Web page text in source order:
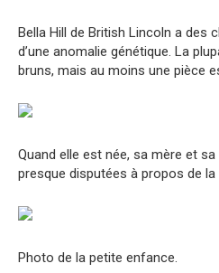
Bella Hill de British Lincoln a des
d’une anomalie génétique. La
bruns, mais au moins une pièce
Quand elle est née, sa mère et
presque disputées à propos de
Photo de la petite enfance.